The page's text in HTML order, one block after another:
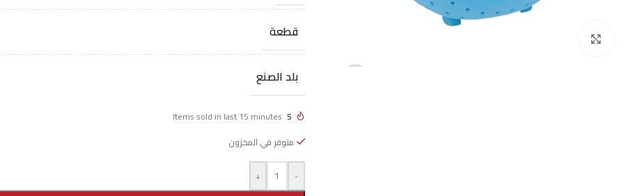
قطعة
بلد الصنع
5
Items sold in last 15 minutes
متوفر في المخزون
-
+